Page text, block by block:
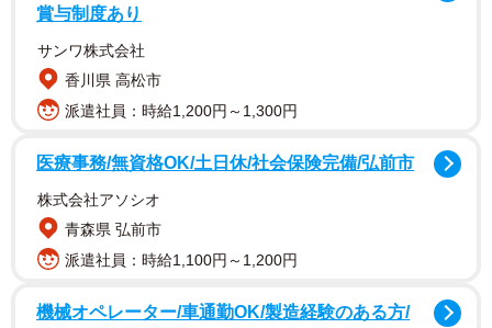
満載の内容です。
賞与制度あり
サンワ株式会社
香川県 高松市
派遣社員：時給1,200円～1,300円
医療事務/無資格OK/土日休/社会保険完備/弘前市
株式会社アソシオ
青森県 弘前市
派遣社員：時給1,100円～1,200円
機械オペレーター/車通勤OK/製造経験のある方/